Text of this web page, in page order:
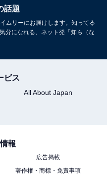
話題
ムリーにお届けします。知ってる
分になれる、ネット発「知ら（な
ビス
All About Japan
報
広告掲載
著作権・商標・免責事項